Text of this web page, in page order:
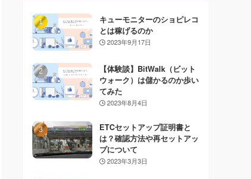
キューモニターのショピレコ
とは稼げるのか
2023年9月17日
【体験談】BitWalk（ビット
ウォーク）は儲かるのか歩い
てみた
2023年8月4日
ETCセットアップ証明書と
は？確認方法や再セットアッ
プについて
2023年3月3日